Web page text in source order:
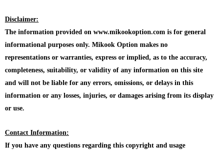
Disclaimer:
The information provided on www.mikookoption.com is for general
informational purposes only. Mikook Option makes no
representations or warranties, express or implied, as to the accuracy,
completeness, suitability, or validity of any information on this site
and will not be liable for any errors, omissions, or delays in this
information or any losses, injuries, or damages arising from its display
or use.
Contact Information:
If you have any questions regarding this copyright and usage